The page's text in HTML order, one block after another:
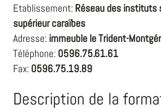
Etablissement: Réseau des instituts
supérieur caraïbes
Adresse: immeuble le Trident-
Téléphone: 0596.75.61.61
Fax: 0596.75.19.89
Description de la